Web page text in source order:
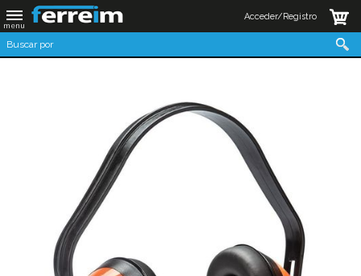
Acceder/Registro